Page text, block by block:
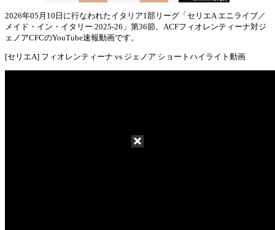
2026年05月10日に行なわれたイタリア1部リーグ「セリエA エニライブ／
メイド・イン・イタリー 2025-26」第36節、ACFフィオレンティーナ対ジ
ェノアCFCのYouTube速報動画です。
[セリエA] フィオレンティーナ vs ジェノア ショートハイライト動画